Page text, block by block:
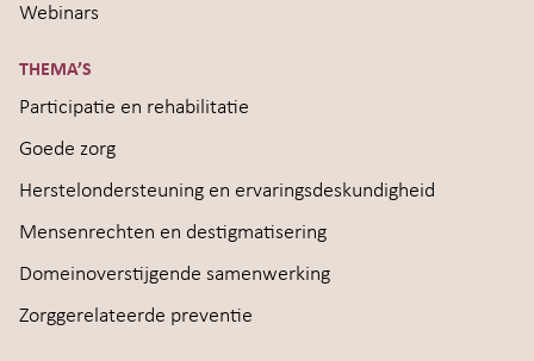
Webinars
THEMA’S
Participatie en rehabilitatie
Goede zorg
Herstelondersteuning en ervaringsdeskundigheid
Mensenrechten en destigmatisering
Domeinoverstijgende samenwerking
Zorggerelateerde preventie